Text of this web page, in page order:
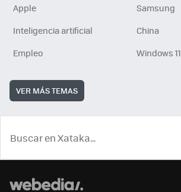
Apple
Samsung
Inteligencia artificial
China
Empleo
Windows 11
VER MÁS TEMAS